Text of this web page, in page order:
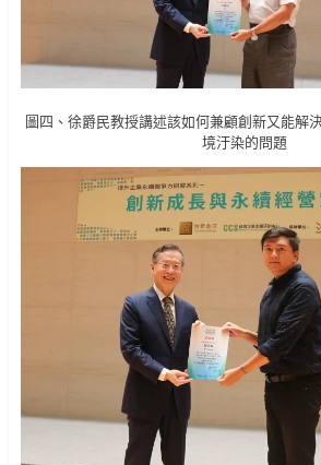
圖四、徐爵民教授講述該如何兼顧創新又能解
境汙染的問題